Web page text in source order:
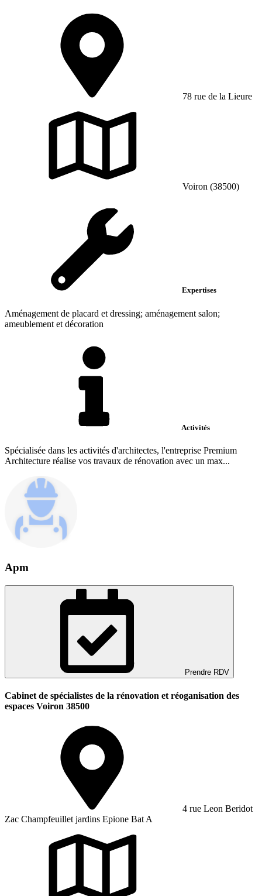
78 rue de la Lieure
Voiron (38500)
Expertises
Aménagement de placard et dressing; aménagement salon;
ameublement et décoration
Activités
Spécialisée dans les activités d'architectes, l'entreprise Premium
Architecture réalise vos travaux de rénovation avec un max...
Apm
Prendre RDV
Cabinet de spécialistes de la rénovation et réoganisation des
espaces Voiron 38500
4 rue Leon Beridot
Zac Champfeuillet jardins Epione Bat A